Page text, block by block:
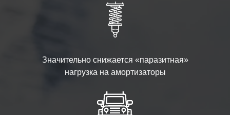
Значительно снижается «паразитная»
нагрузка на амортизаторы